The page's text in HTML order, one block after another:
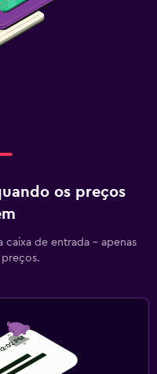
os preços
caixa de entrada - apenas